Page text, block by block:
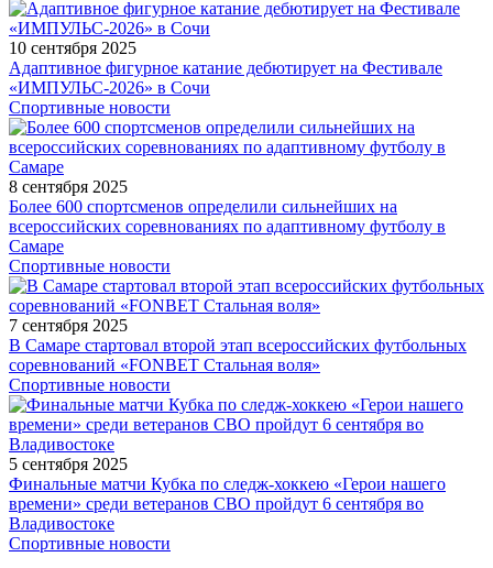
10 сентября 2025
Адаптивное фигурное катание дебютирует на Фестивале
«ИМПУЛЬС-2026» в Сочи
Спортивные новости
8 сентября 2025
Более 600 спортсменов определили сильнейших на
всероссийских соревнованиях по адаптивному футболу в
Самаре
Спортивные новости
7 сентября 2025
В Самаре стартовал второй этап всероссийских футбольных
соревнований «FONBET Стальная воля»
Спортивные новости
5 сентября 2025
Финальные матчи Кубка по следж-хоккею «Герои нашего
времени» среди ветеранов СВО пройдут 6 сентября во
Владивостоке
Спортивные новости